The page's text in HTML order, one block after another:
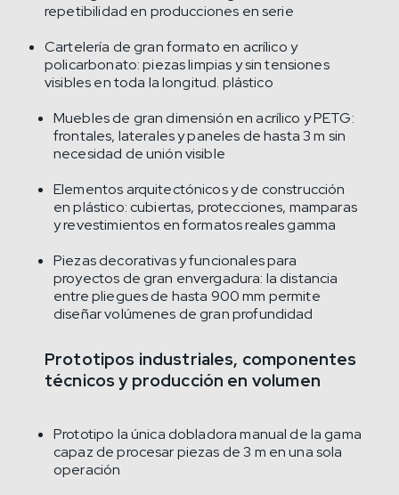
repetibilidad en producciones en serie
Cartelería de gran formato en acrílico y
policarbonato: piezas limpias y sin tensiones
visibles en toda la longitud. plástico
Muebles de gran dimensión en acrílico y PETG:
frontales, laterales y paneles de hasta 3 m sin
necesidad de unión visible
Elementos arquitectónicos y de construcción
en plástico: cubiertas, protecciones, mamparas
y revestimientos en formatos reales gamma
Piezas decorativas y funcionales para
proyectos de gran envergadura: la distancia
entre pliegues de hasta 900 mm permite
diseñar volúmenes de gran profundidad
Prototipos industriales, componentes
técnicos y producción en volumen
Prototipo la única dobladora manual de la gama
capaz de procesar piezas de 3 m en una sola
operación